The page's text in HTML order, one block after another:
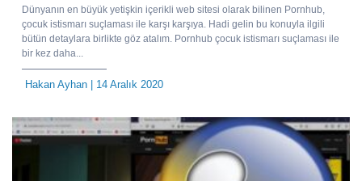
Dünyanın en büyük yetişkin içerikli web sitesi olarak bilinen Pornhub,
çocuk istismarı suçlaması ile karşı karşıya. Hadi gelin bu konuyla ilgili
bütün detaylara birlikte göz atalım. Pornhub çocuk istismarı suçlaması ile
bir kez daha...
Hakan Ayhan | 14 Aralık 2020